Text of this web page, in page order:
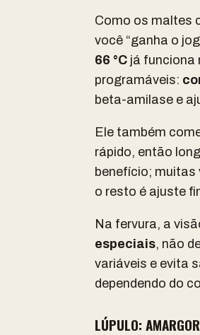
Como os maltes
você “ganha o
66 °C já funciona
programáveis:
beta-amilase e
Ele também
rápido, então
benefício; muitas
o resto é ajuste
Na fervura, a
especiais, não
variáveis e evita
dependendo do
LÚPULO: